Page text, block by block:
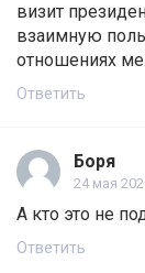
визит
взаимную
отношениях
Ответить
Боря
24 мая
А кто это не
Ответить